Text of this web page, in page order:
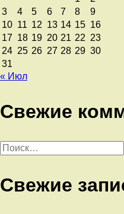
3
4 5 6 7 8
9
10 11 12 13 14 15 16
17 18 19 20 21 22 23
24 25 26 27 28 29 30
31
« Июл
Свежие
Найти:
Свежие